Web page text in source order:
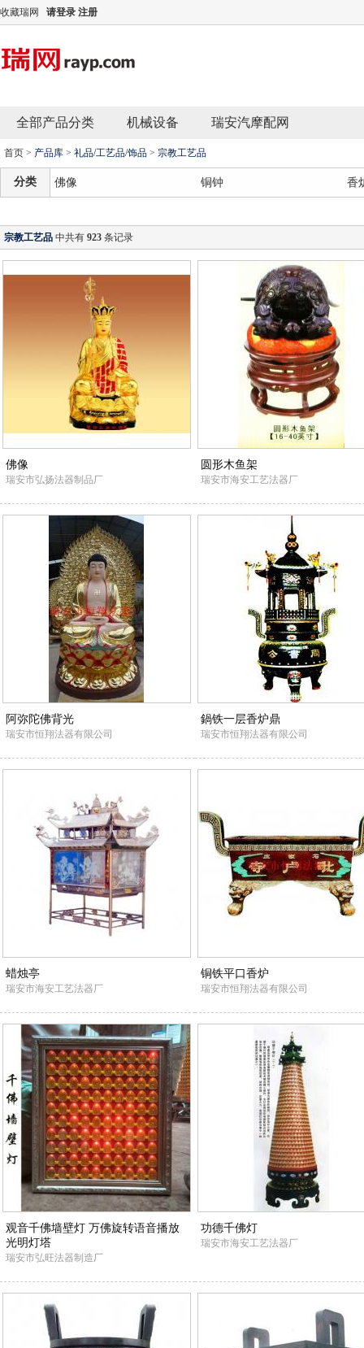
收藏瑞网 请登录 注册
全部产品分类 机械设备 瑞安汽摩配网
首页 > 产品库 > 礼品/工艺品/饰品 > 宗教工艺品
分类 佛像 铜钟 香
宗教工艺品 中共有 923 条记录
佛像
瑞安市弘扬法器制品厂
圆形木鱼架
瑞安市海安工艺法器厂
阿弥陀佛背光
瑞安市恒翔法器有限公司
鍋铁一层香炉鼎
瑞安市恒翔法器有限公司
蜡烛亭
瑞安市海安工艺法器厂
铜铁平口香炉
瑞安市恒翔法器有限公司
观音千佛墙壁灯 万佛旋转语音播放
光明灯塔
瑞安市弘旺法器制造厂
功德千佛灯
瑞安市海安工艺法器厂